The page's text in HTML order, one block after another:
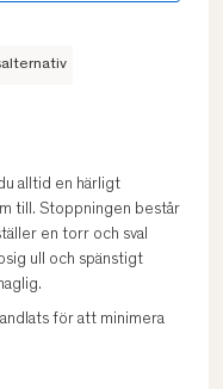
alltid en härligt
till. Stoppningen består
en torr och sval
ull och spänstigt
för att minimera